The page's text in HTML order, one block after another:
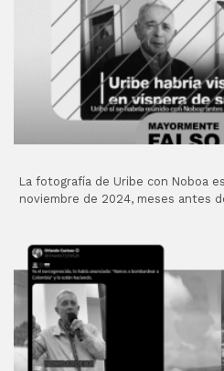
La fotografía de Uribe con Noboa
noviembre de 2024, meses antes